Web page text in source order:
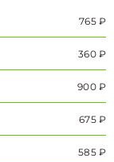
765 ₽
360 ₽
900 ₽
675 ₽
585 ₽